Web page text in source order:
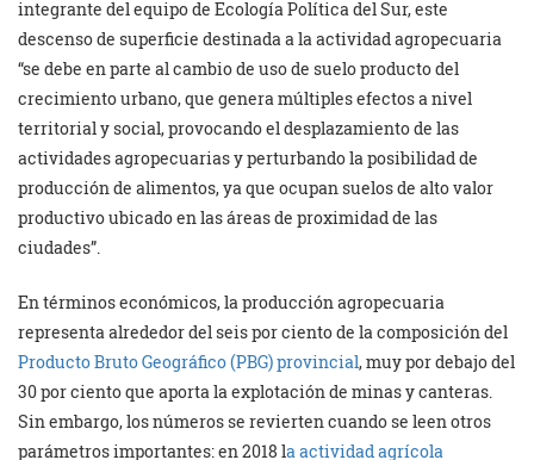
integrante del equipo de Ecología Política del Sur, este
descenso de superficie destinada a la actividad agropecuaria
“se debe en parte al cambio de uso de suelo producto del
crecimiento urbano, que genera múltiples efectos a nivel
territorial y social, provocando el desplazamiento de las
actividades agropecuarias y perturbando la posibilidad de
producción de alimentos, ya que ocupan suelos de alto valor
productivo ubicado en las áreas de proximidad de las
ciudades”.
En términos económicos, la producción agropecuaria
representa alrededor del seis por ciento de la composición del
Producto Bruto Geográfico (PBG) provincial, muy por debajo del
30 por ciento que aporta la explotación de minas y canteras.
Sin embargo, los números se revierten cuando se leen otros
parámetros importantes: en 2018 la actividad agrícola